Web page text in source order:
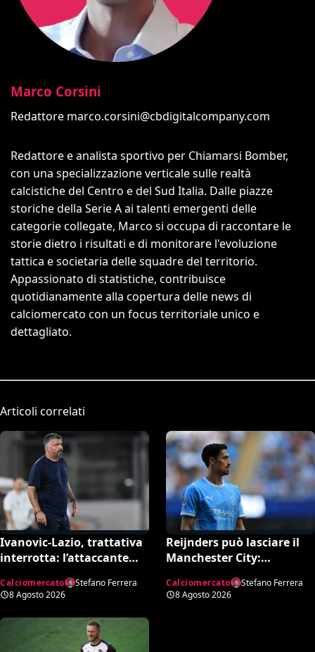
Marco Corsini
Redattore marco.corsini@cbdigitalcompany.com
Redattore e analista sportivo per Chiamarsi Bomber,
con una specializzazione verticale sulle realtà
calcistiche del Centro e del Sud Italia. Dalle piazze
storiche della Serie A ai talenti emergenti delle
categorie collegate, Marco si occupa di raccontare le
storie dietro i risultati e di monitorare l'evoluzione
tattica e societaria delle squadre del territorio.
Appassionato di statistiche, contribuisce
quotidianamente alla copertura delle news di
calciomercato con un focus territoriale unico e
dettagliato.
Articoli correlati
Ivanovic-Lazio, trattativa
interrotta: l’attaccante
trasferimento
Calciomercato
Stefano Ferrera
8 Agosto 2026
Reijnders può lasciare il
Manchester City:
pressing
Calciomercato
Stefano Ferrera
8 Agosto 2026